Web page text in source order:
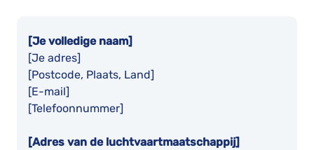
[Je volledige naam]
[Je adres]
[Postcode, Plaats, Land]
[E-mail]
[Telefoonnummer]
[Adres van de luchtvaartmaatschappij]